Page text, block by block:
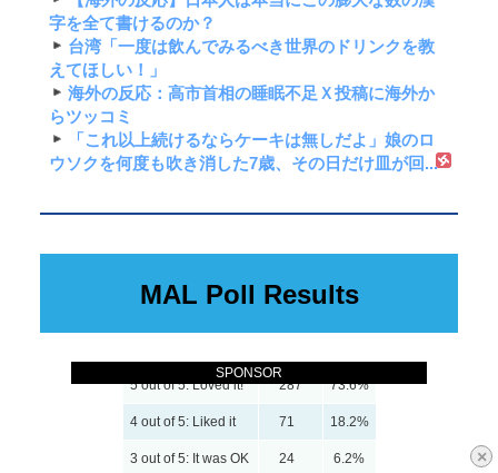
×
SPONSOR
字を全て書けるのか？
台湾「一度は飲んでみるべき世界のドリンクを教
えてほしい！」
海外の反応：高市首相の睡眠不足Ｘ投稿に海外か
らツッコミ
「これ以上続けるならケーキは無しだよ」娘のロ
ウソクを何度も吹き消した7歳、その日だけ皿が回...
MAL Poll Results
5 out of 5: Loved it! 287 73.6%
4 out of 5: Liked it 71 18.2%
3 out of 5: It was OK 24 6.2%